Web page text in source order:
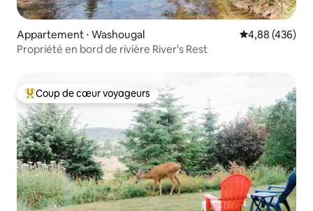
Appartement ⋅ Washougal Évaluation
4,88 (436)
Propriété en bord de rivière River's Rest
Coups de cœur voyageurs les plus appréciés
Coup de cœur voyageurs